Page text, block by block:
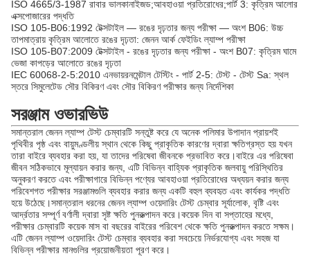
ISO 4665/3-1987 রাবার ভালকানাইজড;আবহাওয়া প্রতিরোধের;পার্ট 3: কৃত্রিম আলোর
এক্সপোজারের পদ্ধতি
ISO 105-B06:1992 টেক্সটাইল — রঙের দৃঢ়তার জন্য পরীক্ষা — অংশ B06: উচ্চ
তাপমাত্রায় কৃত্রিম আলোতে রঙের দৃঢ়তা: জেনন আর্ক ফেইডিং ল্যাম্প পরীক্ষা
ISO 105-B07:2009 টেক্সটাইল - রঙের দৃঢ়তার জন্য পরীক্ষা - অংশ B07: কৃত্রিম ঘামে
ভেজা কাপড়ের আলোতে রঙের দৃঢ়তা
IEC 60068-2-5:2010 এনভায়রনমেন্টাল টেস্টিং - পার্ট 2-5: টেস্ট - টেস্ট Sa: স্থল
স্তরে সিমুলেটেড সৌর বিকিরণ এবং সৌর বিকিরণ পরীক্ষার জন্য নির্দেশিকা
সরঞ্জাম ওভারভিউ
সমান্তরাল জেনন ল্যাম্প টেস্ট চেম্বারটি সন্তুষ্ট করে যে অনেক পলিমার উপাদান প্রায়শই
পৃথিবীর পৃষ্ঠ এবং বায়ুমণ্ডলীয় স্থান থেকে কিছু প্রাকৃতিক কারণের দ্বারা ক্ষতিগ্রস্ত হয় যখন
তারা বাইরে ব্যবহার করা হয়, যা তাদের পরিষেবা জীবনকে প্রভাবিত করে।বাইরে এর পরিষেবা
জীবন সঠিকভাবে মূল্যায়ন করার জন্য, এটি বিভিন্ন বাহ্যিক প্রাকৃতিক জলবায়ু পরিস্থিতির
অনুকরণ করতে এবং পরীক্ষাগারে বিভিন্ন পণ্যের আবহাওয়া প্রতিরোধের অধ্যয়ন করার জন্য
পরিবেশগত পরীক্ষার সরঞ্জামগুলি ব্যবহার করার জন্য একটি বহুল ব্যবহৃত এবং কার্যকর পদ্ধতি
হয়ে উঠেছে।সমান্তরাল ধরনের জেনন ল্যাম্প ওয়েদারিং টেস্ট চেম্বার সূর্যালোক, বৃষ্টি এবং
আর্দ্রতার সম্পূর্ণ বর্ণালী দ্বারা সৃষ্ট ক্ষতি পুনরুত্পাদন করে।কয়েক দিন বা সপ্তাহের মধ্যে,
পরীক্ষার চেম্বারটি কয়েক মাস বা বছরের বাইরের পরিবেশ থেকে ক্ষতি পুনরুত্পাদন করতে সক্ষম।
এটি জেনন ল্যাম্প ওয়েদারিং টেস্ট চেম্বার ব্যবহার করা সবচেয়ে নির্ভরযোগ্য এবং সহজ যা
বিভিন্ন পরীক্ষার মানগুলির প্রয়োজনীয়তা পূরণ করে।